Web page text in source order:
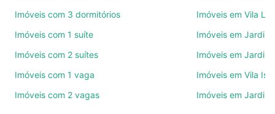
ruas, bairros e até condomínios favoritos. Você
também pode usar os filtros como quantidade de
quartos, suítes, com ou sem vaga de garagem para
comodidades, como piscina, academia, salão de
Imóveis com 3 dormitórios
Imóveis com 1 suíte
Imóveis com 2 suítes
Imóveis com 1 vaga
Imóveis com 2 vagas
Imóveis em Vila
Imóveis em Jardim
Imóveis em Jardim
Imóveis em Vila
Imóveis em Jardim